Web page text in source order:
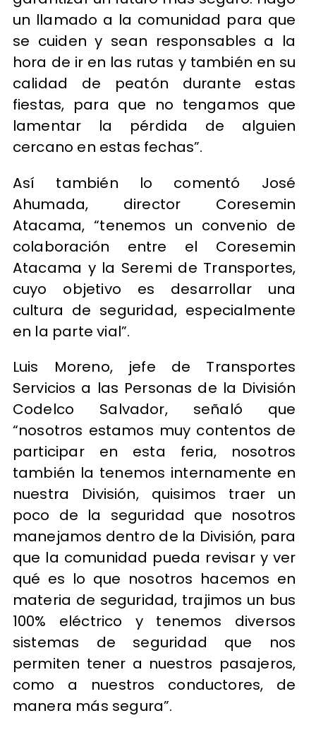
un llamado a la comunidad para que
se cuiden y sean responsables a la
hora de ir en las rutas y también en su
calidad de peatón durante estas
fiestas, para que no tengamos que
lamentar la pérdida de alguien
cercano en estas fechas”.
Así también lo comentó José
Ahumada, director Coresemin
Atacama, “tenemos un convenio de
colaboración entre el Coresemin
Atacama y la Seremi de Transportes,
cuyo objetivo es desarrollar una
cultura de seguridad, especialmente
en la parte vial”.
Luis Moreno, jefe de Transportes
Servicios a las Personas de la División
Codelco Salvador, señaló que
“nosotros estamos muy contentos de
participar en esta feria, nosotros
también la tenemos internamente en
nuestra División, quisimos traer un
poco de la seguridad que nosotros
manejamos dentro de la División, para
que la comunidad pueda revisar y ver
qué es lo que nosotros hacemos en
materia de seguridad, trajimos un bus
100% eléctrico y tenemos diversos
sistemas de seguridad que nos
permiten tener a nuestros pasajeros,
como a nuestros conductores, de
manera más segura”.